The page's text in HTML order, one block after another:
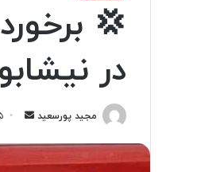
💢
در
مجید پورسعید ۵